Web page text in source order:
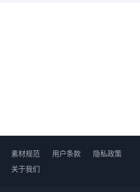
素材规范 用户条款
隐私政策
关于我们